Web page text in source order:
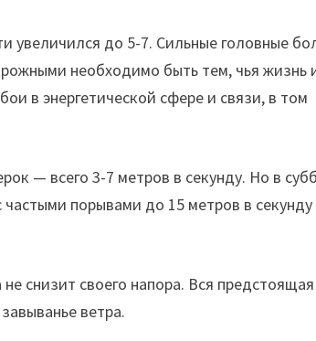
увеличился до 5-7. Сильные головные
необходимо быть тем, чья жизнь
в энергетической сфере и связи, в том
— всего 3-7 метров в секунду. Но в
порывами до 15 метров в секунду
снизит своего напора. Вся предстоящая
ветра.